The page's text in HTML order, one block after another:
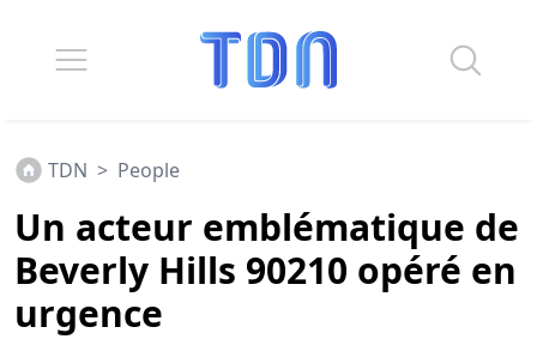
TDN > People
Un acteur emblématique de
Beverly Hills 90210 opéré en
urgence